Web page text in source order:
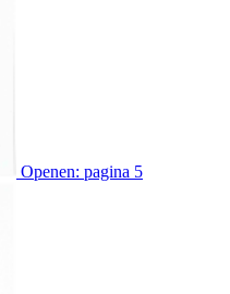
Openen: pagina 5